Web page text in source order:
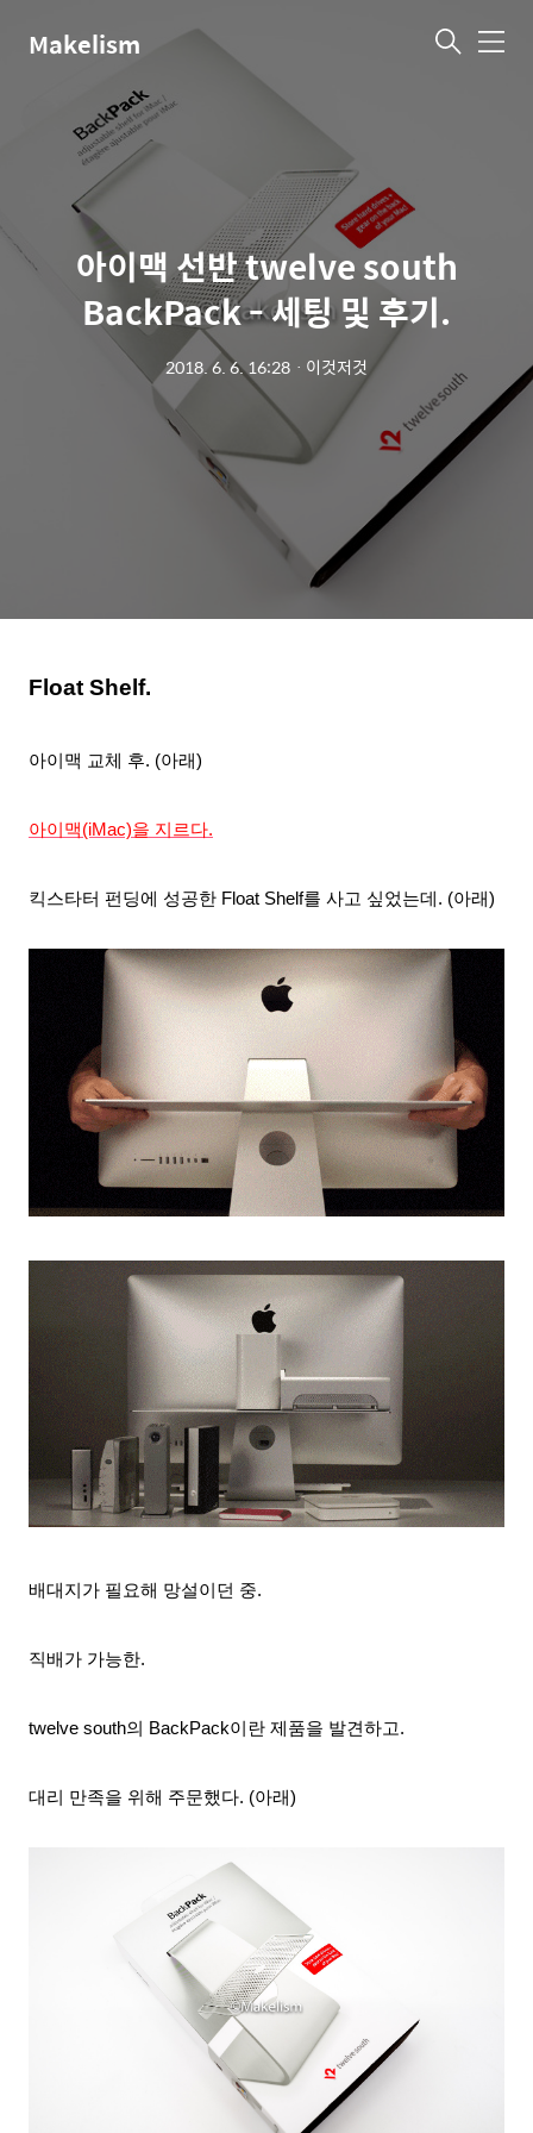
Makelism 메
아이맥 선반 twelve south
BackPack - 세팅 및 후기.
2018. 6. 6. 16:28 ㆍ 이것저것
Float Shelf.
아이맥 교체 후. (아래)
아이맥(iMac)을 지르다.
킥스타터 펀딩에 성공한 Float Shelf를 사고 싶었는데. (아래)
배대지가 필요해 망설이던 중.
직배가 가능한.
twelve south의 BackPack이란 제품을 발견하고.
대리 만족을 위해 주문했다. (아래)